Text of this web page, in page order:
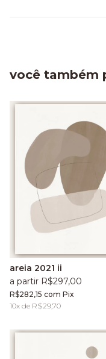
você também
areia 2021 ii
a partir R$297,00
R$282,15 com Pix
10x de R$29,70